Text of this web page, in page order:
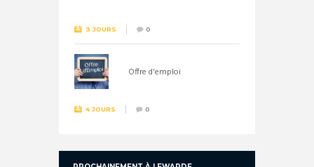
3 JOURS 0
Offre d'emploi
4 JOURS 0